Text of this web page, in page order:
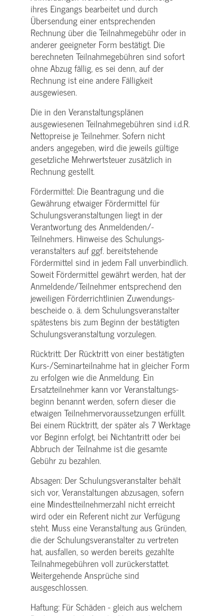
ihres Eingangs bearbeitet und durch
Übersendung einer entsprechenden
Rechnung über die Teilnahmegebühr oder in
anderer geeigneter Form bestätigt. Die
berechneten Teilnahmegebühren sind sofort
ohne Abzug fällig, es sei denn, auf der
Rechnung ist eine andere Fälligkeit
ausgewiesen.
Die in den Veranstaltungsplänen
ausgewiesenen Teilnahmegebühren sind i.d.R.
Nettopreise je Teilnehmer. Sofern nicht
anders angegeben, wird die jeweils gültige
gesetzliche Mehrwertsteuer zusätzlich in
Rechnung gestellt.
Fördermittel: Die Beantragung und die
Gewährung etwaiger Fördermittel für
Schulungs­veranstaltungen liegt in der
Verantwortung des Anmeldenden/­
Teilnehmers. Hinweise des Schulungs­
veranstalters auf ggf. bereitstehende
Fördermittel sind in jedem Fall unverbindlich.
Soweit Fördermittel gewährt werden, hat der
Anmeldende/­Teilnehmer entsprechend den
jeweiligen Förderrichtlinien Zuwendungs­
bescheide o. ä. dem Schulungs­veranstalter
spätestens bis zum Beginn der bestätigten
Schulungs­veranstaltung vorzulegen.
Rücktritt: Der Rücktritt von einer bestätigten
Kurs-/­Seminarteilnahme hat in gleicher Form
zu erfolgen wie die Anmeldung. Ein
Ersatzteilnehmer kann vor Veranstaltungs­
beginn benannt werden, sofern dieser die
etwaigen Teilnehmer­voraussetzungen erfüllt.
Bei einem Rücktritt, der später als 7 Werktage
vor Beginn erfolgt, bei Nichtantritt oder bei
Abbruch der Teilnahme ist die gesamte
Gebühr zu bezahlen.
Absagen: Der Schulungs­veranstalter behält
sich vor, Veranstaltungen abzusagen, sofern
eine Mindest­teilnehmerzahl nicht erreicht
wird oder ein Referent nicht zur Verfügung
steht. Muss eine Veranstaltung aus Gründen,
die der Schulungs­veranstalter zu vertreten
hat, ausfallen, so werden bereits gezahlte
Teilnahme­gebühren voll zurückerstattet.
Weitergehende Ansprüche sind
ausgeschlossen.
Haftung: Für Schäden - gleich aus welchem